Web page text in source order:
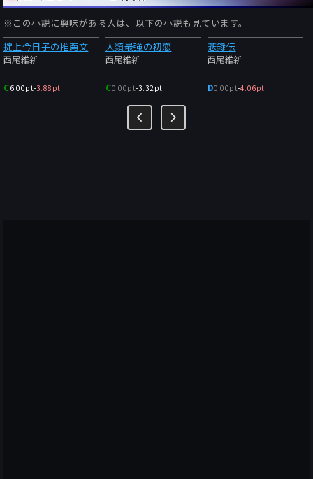
中盤以降、探偵役と周囲の者とのディスカッションシーンが、物
語の構成上の都合で比較的多い。それはいいのだが、何度もなん
ども同じ話をぐるぐる。いやいやその話はさっきしただろう？！
確かに現実社会ではさっきの話をもう一度蒸し返すやからが多い
のは事実なのだが、それを小説でやらなくても、という印象。読
まぁその中でもクスっと笑えたのは、「十角館の殺人」のオルツ
ィ、親指シフトキーボードうんちく。しかし分量的に一服の清涼
※この小説に興味がある人は、以下の小説も見ています。
掟上今日子の推薦文
西尾維新
C6.00pt-3.88pt
人類最強の初恋
西尾維新
C0.00pt-3.32pt
悲録伝
西尾維新
D0.00pt-4.06pt